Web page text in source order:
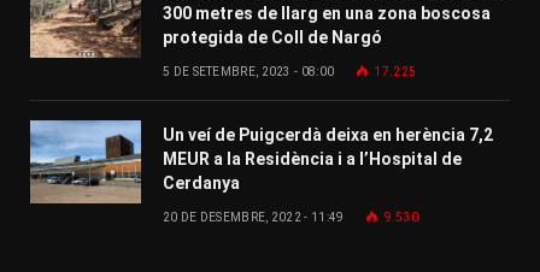
300 metres de llarg en una zona boscosa
protegida de Coll de Nargó
5 DE SETEMBRE, 2023 - 08:00 17.225
Un veí de Puigcerdà deixa en herència 7,2
MEUR a la Residència i a l’Hospital de
Cerdanya
20 DE DESEMBRE, 2022 - 11:49 9.530